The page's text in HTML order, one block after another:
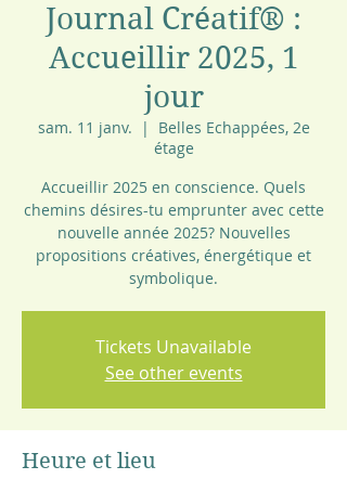
Journal Créatif® :
Accueillir 2025, 1
jour
sam. 11 janv.
  |
Belles Echappées, 2e
étage
Accueillir 2025 en conscience. Quels
chemins désires-tu emprunter avec cette
nouvelle année 2025? Nouvelles
propositions créatives, énergétique et
Tickets Unavailable
See other events
Heure et lieu